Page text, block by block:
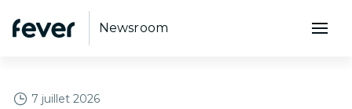
Newsroom
7 juillet 2026